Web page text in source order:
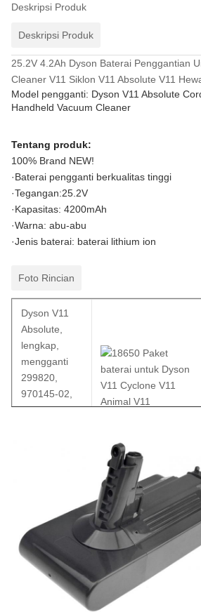
Deskripsi Produk
Deskripsi Produk
25.2V 4.2Ah Dyson Baterai Penggantian
Cleaner V11 Siklon V11 Absolute V11
Model pengganti: Dyson V11 Absolute
Handheld Vacuum Cleaner
Tentang produk:
100% Brand NEW!
·Baterai pengganti berkualitas tinggi
·Tegangan:25.2V
·Kapasitas: 4200mAh
·Warna: abu-abu
·Jenis baterai: baterai lithium ion
Foto Rincian
Dyson V11
Absolute,
lengkap,
mengganti
299820,
970145-02,
SV14, Li-Ion,